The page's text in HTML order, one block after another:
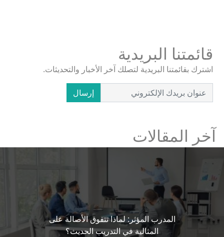
قائمتنا البريدية
اشترك بقائمتنا البريدية لتصلك آخر الأخبار والتحديثات.
إرسال
آخر المقالات
المدرب المؤثر: لماذا تتفوق الأصالة على
المثالية في التدريب الحديث؟